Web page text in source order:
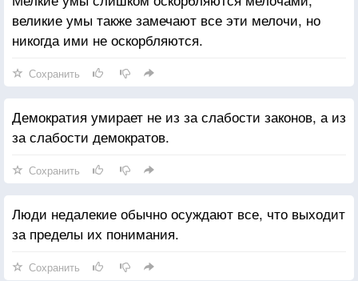
великие умы также замечают все эти мелочи, но
никогда ими не оскорбляются.
Сохранить
Демократия умирает не из за слабости законов, а из
за слабости демократов.
Сохранить
Люди недалекие обычно осуждают все, что выходит
за пределы их понимания.
Сохранить